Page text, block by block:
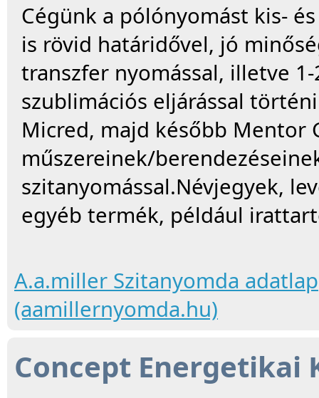
Cégünk a pólónyomást kis-
is rövid határidővel, jó
transzfer nyomással, illetve
szublimációs eljárással
Micred, majd később Mentor
műszereinek/
szitanyomással.Névjegyek,
egyéb termék, például
A.a.miller Szitanyomda adatlap
(aamillernyomda.hu)
Concept Energetikai